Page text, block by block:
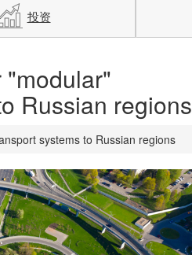
投资
Russian regions
systems to Russian regions